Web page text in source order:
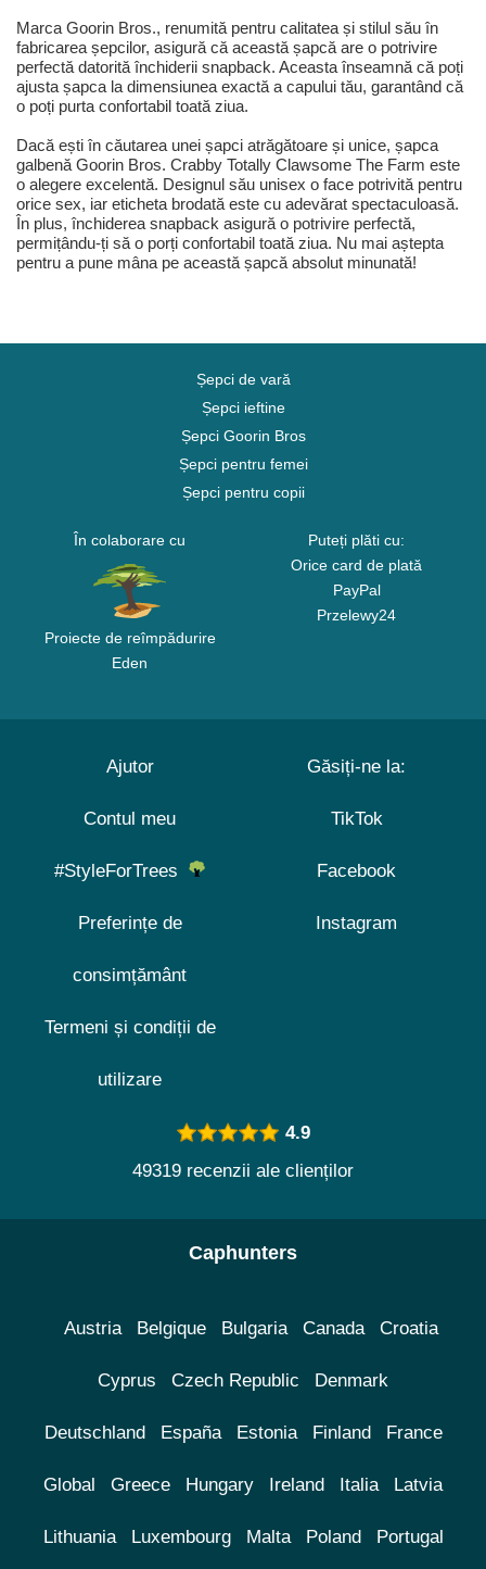
Marca Goorin Bros., renumită pentru calitatea și stilul său în
fabricarea șepcilor, asigură că această șapcă are o potrivire
perfectă datorită închiderii snapback. Aceasta înseamnă că poți
ajusta șapca la dimensiunea exactă a capului tău, garantând că
o poți purta confortabil toată ziua.
Dacă ești în căutarea unei șapci atrăgătoare și unice, șapca
galbenă Goorin Bros. Crabby Totally Clawsome The Farm este
o alegere excelentă. Designul său unisex o face potrivită pentru
orice sex, iar eticheta brodată este cu adevărat spectaculoasă.
În plus, închiderea snapback asigură o potrivire perfectă,
permițându-ți să o porți confortabil toată ziua. Nu mai aștepta
pentru a pune mâna pe această șapcă absolut minunată!
Șepci de vară
Șepci ieftine
Șepci Goorin Bros
Șepci pentru femei
Șepci pentru copii
În colaborare cu
Proiecte de reîmpădurire
Eden
Puteți plăti cu:
Orice card de plată
PayPal
Przelewy24
Ajutor
Contul meu
#StyleForTrees
Preferințe de
consimțământ
Termeni și condiții de
utilizare
Găsiți-ne la:
TikTok
Facebook
Instagram
4.9
49319 recenzii ale clienților
Caphunters
Austria Belgique Bulgaria Canada Croatia
Cyprus Czech Republic Denmark
Deutschland España Estonia Finland France
Global Greece Hungary Ireland Italia Latvia
Lithuania Luxembourg Malta Poland Portugal